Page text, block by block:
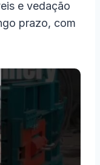
e vedação
prazo, com